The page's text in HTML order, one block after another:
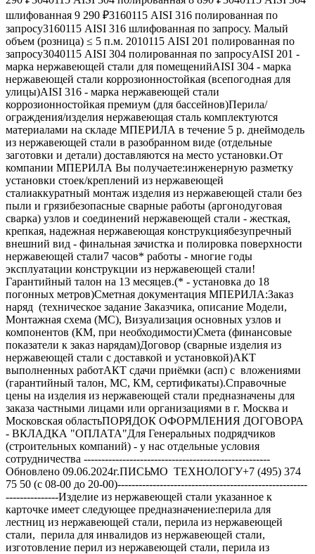
шлифованная 9 290 ₽3160115 AISI 316 полированная по
запросу3160115 AISI 316 шлифованная по запросу. Малый
объем (розница) ≤ 5 п.м. 2010115 AISI 201 полированная по
запросу3040115 AISI 304 полированная по запросуAISI 201 -
марка нержавеющей стали для помещенийAISI 304 - марка
нержавеющей стали коррозионностойкая (всепогодная для
улицы)AISI 316 - марка нержавеющей стали
коррозионностойкая премиум (для бассейнов)Перила/
ограждения/изделия нержавеющая сталь комплектуются
материалами на складе МПЕРИЛА в течение 5 р. днеймодель
из нержавеющей стали в разобранном виде (отдельные
заготовки и детали) доставляются на место установки.От
компании МПЕРИЛА Вы получаете:инженерную разметку
установки стоек/креплений из нержавеющей
сталиаккуратный монтаж изделия из нержавеющей стали без
пыли и грязибезопасные сварные работы (аргонодуговая
сварка) узлов и соединений нержавеющей стали - жесткая,
крепкая, надежная нержавеющая конструкциябезупречный
внешний вид - финальная зачистка и полировка поверхности
нержавеющей стали7 часов* работы - многие годы
эксплуатации конструкции из нержавеющей стали!
Гарантийный талон на 13 месяцев.(* - установка до 18
погонных метров)Сметная документация МПЕРИЛА:Заказ
наряд (техническое задание Заказчика, описание Модели,
Монтажная схема (МС), Визуализация основных узлов и
компонентов (КМ, при необходимости)Смета (финансовые
показатели к заказ нарядам)Договор (сварные изделия из
нержавеющей стали с доставкой и установкой)АКТ
выполненных работАКТ сдачи приёмки (асп) с вложениями
(гарантийный талон, МС, КМ, сертификаты).Справочные
цены на изделия из нержавеющей стали предназначены для
заказа частными лицами или организациями в г. Москва и
Московская областьПОРЯДОК ОФОРМЛЕНИЯ ДОГОВОРА
- ВКЛАДКА "ОПЛАТА"Для Генеральных подрядчиков
(строительных компаний) - у нас отдельные условия
сотрудничества -----------------------------------------------------
Обновлено 09.06.2024г.ПИСЬМО ТЕХНОЛОГУ+7 (495) 374
75 50 (с 08-00 до 20-00)------------------------------------------------------
---------------Изделие из нержавеющей стали указанное к
карточке имеет следующее предназначение:перила для
лестниц из нержавеющей стали, перила из нержавеющей
стали, перила для инвалидов из нержавеющей стали,
изготовление перил из нержавеющей стали, перила из